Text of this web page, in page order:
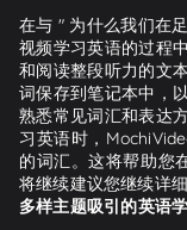
在与 " 为什么我们在
视频学习英语的过程
和阅读整段听力的文
词保存到笔记本中，
熟悉常见词汇和表达
习英语时，
的词汇。这将帮助您
将继续建议您继续详
多样主题吸引的英语